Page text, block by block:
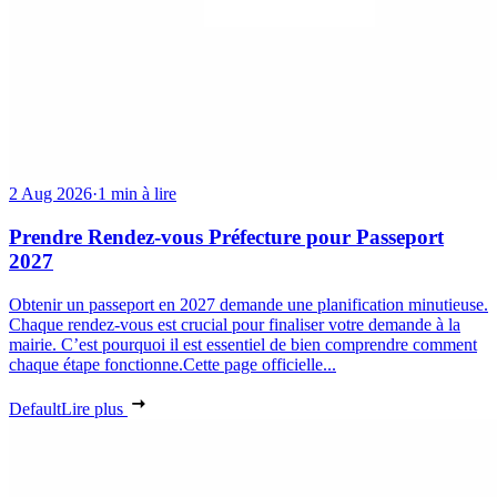
2 Aug 2026·1 min à lire
Prendre Rendez-vous Préfecture pour Passeport
2027
Obtenir un passeport en 2027 demande une planification minutieuse.
Chaque rendez-vous est crucial pour finaliser votre demande à la
mairie. C’est pourquoi il est essentiel de bien comprendre comment
chaque étape fonctionne.Cette page officielle...
DefaultLire plus